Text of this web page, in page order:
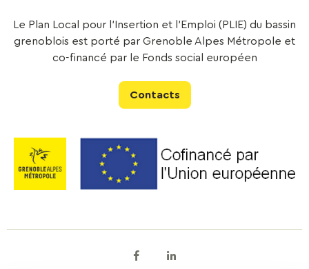
Le Plan Local pour l’Insertion et l’Emploi (PLIE) du bassin
grenoblois est porté par Grenoble Alpes Métropole et
co-financé par le Fonds social européen
Contacts
FacebookLinkedin